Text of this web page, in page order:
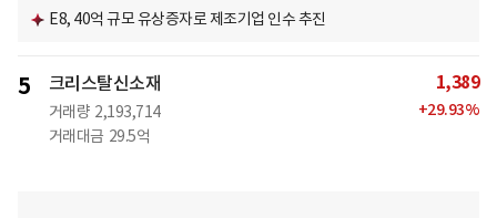
E8, 40억 규모 유상증자로 제조기업 인수 추진
5 크리스탈신소재
거래량 2,193,714
거래대금 29.5억
1,389
+29.93%